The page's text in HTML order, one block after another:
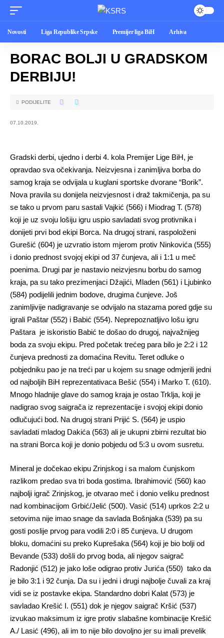
Novosti Liga Republike Srpske Premijer liga BiH Arhiva
BORAC BOLJI U GRADSKOM
DERBIJU!
07.10.2019.
PODIJELITE
Gradski derbi, ujedno i derbi 4. kola Premijer Lige BiH, je
opravdao sva očekivanja. Neizvjesna i zanimljiva borba do
samog kraja se odvijala u kuglani sportske dvorane “Borik”.
Nova pravila su donijela neizvjesnost i draž takmičenja, pa su
se tako u prvom paru sastali Vajkić (566) i Miodrag T. (578)
koji je uz svoju lošiju igru uspio savladati svog protivnika i
donijeti prvi bod ekipi Borca. Na drugoj strani, raspoloženi
Gurešić (604) je uzvratio istom mjerom protiv Ninkovića (555)
i donio prednost svojoj ekipi od 37 čunjeva, ali i 1:1 u meč
poenima. Drugi par je nastavio neizvjesnu borbu do samog
kraja, pa su tako prezimenjaci Džajići, Mladen (561) i Ljubinko
(584) podijelili jednim bodove, drugima čunjeve. Još
zanimljivije nadigravanje se odvijalo na stazama pored gdje su
igrali Paštar (552) i Babić (554). Neprepoznatljivo lošu igru
Paštara je iskoristio Babić te došao do drugoj, najvažnijeg
boda za svoju ekipu. Pred početak trećeg para bilo je 2:2 i 12
čunjeva prednosti za domaćina Revitu. Teret odluke o
pobjedniku pao je na treći par u kojem su snage odmjerili jedni
od najboljih BiH reprezentativaca Bešić (554) i Marko T. (610).
Mnogo hladnije glave do samog kraja je ostao Trklja, koji je
nadigrao svog saigrača iz reprezentacije i svojoj ekipi donio
odlučujući bod. Na drugoj strani Prijić S. (564) je uspio
savladati mladog Dakića (563) ali je ukupni zbirni rezultat bio
na strani Borca koji je donio pobjedu od 5:3 u ovom susretu.
Mineral je dočekao ekipu Zrinjskog i sa malom čunjskom
razlikom predao sva tri boda gostima. Ibrahimović (560) kao
najbolji igrač Zrinjskog, je otvarao meč i donio veliku prednost
nad kombinacijom Grbić/Jelić (500). Vasić (514) uprkos 2:2 u
setovima nije imao snage da savlada Bošnjaka (539) pa su
gosti poslije prvog para vodili 2:0 i 85 čunjeva. U drugom
bloku, domaćini su preko Kuprešaka (564) koji je bio bolji od
Bevande (533) došli do prvog boda, ali njegov saigrač
Radonjić (512) je jako loše odigrao protiv Jurića (550) tako da
je bilo 3:1 i 92 čunja. Da su i jedni i drugi najbolje čuvali za kraj
vidi se iz postavke ekipa. Standardno dobri Kalat (573) je
savladao Krešić I. (551) dok je njegov saigrač Kršić (537)
izvukao maksimum iz igre protiv slabašne kombinacije Krešić
A./ Lasić (496), ali im to nije bilo dovoljno jer su imali prevelik